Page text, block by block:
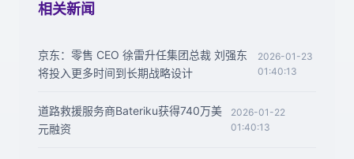
相关新闻
京东：零售 CEO 徐雷升任集团总裁 刘强东
将投入更多时间到长期战略设计
2026-01-23
01:40:13
道路救援服务商Bateriku获得740万美
元融资
2026-01-22
01:40:13